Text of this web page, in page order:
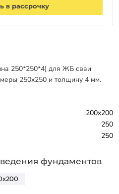
в рассрочку
250*250*4) для ЖБ сваи
250x250 и толщину 4 мм.
200x200
250
250
фундаментов